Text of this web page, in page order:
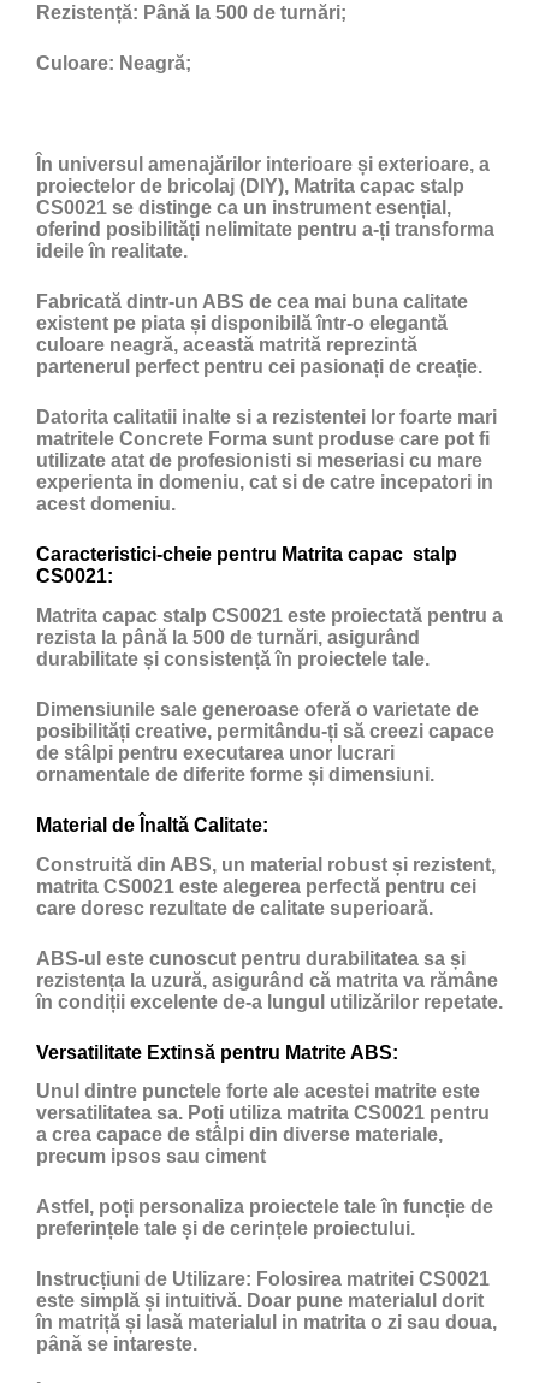
Rezistență: Până la 500 de turnări;
Culoare: Neagră;
În universul amenajărilor interioare și exterioare, a
proiectelor de bricolaj (DIY), Matrita capac stalp
CS0021 se distinge ca un instrument esențial,
oferind posibilități nelimitate pentru a-ți transforma
ideile în realitate.
Fabricată dintr-un ABS de cea mai buna calitate
existent pe piata și disponibilă într-o elegantă
culoare neagră, această matrită reprezintă
partenerul perfect pentru cei pasionați de creație.
Datorita calitatii inalte si a rezistentei lor foarte mari
matritele Concrete Forma sunt produse care pot fi
utilizate atat de profesionisti si meseriasi cu mare
experienta in domeniu, cat si de catre incepatori in
acest domeniu.
Caracteristici-cheie pentru Matrita capac stalp
CS0021:
Matrita capac stalp CS0021 este proiectată pentru a
rezista la până la 500 de turnări, asigurând
durabilitate și consistență în proiectele tale.
Dimensiunile sale generoase oferă o varietate de
posibilități creative, permitându-ți să creezi capace
de stâlpi pentru executarea unor lucrari
ornamentale de diferite forme și dimensiuni.
Material de Înaltă Calitate:
Construită din ABS, un material robust și rezistent,
matrita CS0021 este alegerea perfectă pentru cei
care doresc rezultate de calitate superioară.
ABS-ul este cunoscut pentru durabilitatea sa și
rezistența la uzură, asigurând că matrita va rămâne
în condiții excelente de-a lungul utilizărilor repetate.
Versatilitate Extinsă pentru Matrite ABS:
Unul dintre punctele forte ale acestei matrite este
versatilitatea sa. Poți utiliza matrita CS0021 pentru
a crea capace de stâlpi din diverse materiale,
precum ipsos sau ciment
Astfel, poți personaliza proiectele tale în funcție de
preferințele tale și de cerințele proiectului.
Instrucțiuni de Utilizare: Folosirea matritei CS0021
este simplă și intuitivă. Doar pune materialul dorit
în matriță și lasă materialul in matrita o zi sau doua,
până se intareste.